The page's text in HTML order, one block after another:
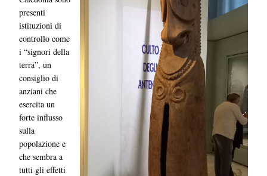
presenti
istituzioni di
controllo come
i “signori della
terra”, un
consiglio di
anziani che
esercita un
forte influsso
sulla
popolazione e
che sembra a
tutti gli effetti